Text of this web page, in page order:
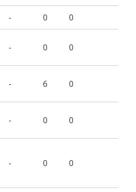
- 0 0
- 0 0
- 6 0
- 0 0
- 0 0